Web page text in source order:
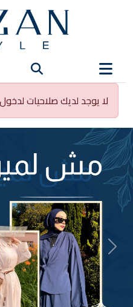
لا يوجد لديك صلاحيات
Next